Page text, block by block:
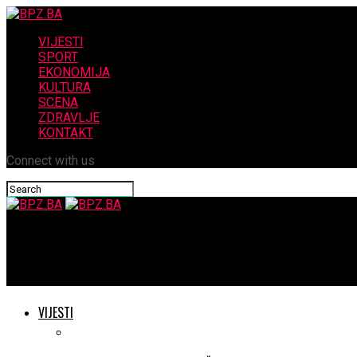
VIJESTI
SPORT
EKONOMIJA
KULTURA
SCENA
ZDRAVLJE
KONTAKT
Connect with us
VIJESTI